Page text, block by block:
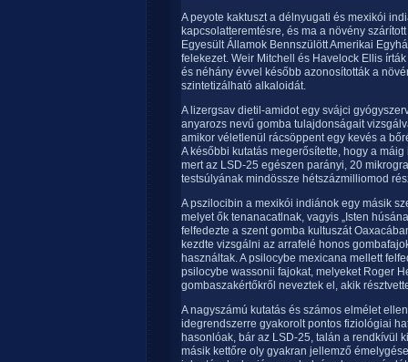
A peyote kaktuszt a délnyugati és mexikói
kapcsolatteremtésre, és ma a növény
Egyesült Államok Bennszülött Amerikai
felekezet. Weir Mitchell és Havelock Ellis
és néhány évvel később azonosították a
szintetizálható alkaloidát.
A lizergsav dietil-amidot egy svájci
anyarozs nevű gomba tulajdonságait
amikor véletlenül rácsöppent egy kevés a
A későbbi kutatás megerősítette, hogy a
mert az LSD-25 egészen parányi, 20
testsúlyának mindössze hétszázmilliomod
A pszilocibin a mexikói indiánok egy másik
melyet ők tenanacatlnak, vagyis „Isten
felfedezte a szent gomba kultuszát
kezdte vizsgálni az arrafelé honos
használtak. A psilocybe mexicana mellett
psilocybe wassonii fajokat, melyeket Roger
gombaszakértőkről neveztek el, akik
A nagyszámú kutatás és számos elmélet
idegrendszerre gyakorolt pontos fiziológiai
hasonlóak, bár az LSD-25, talán a rendkívül
másik kettőre oly gyakran jellemző